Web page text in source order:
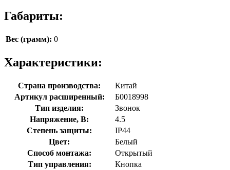
Габариты:
Вес (грамм): 0
Характеристики:
Страна производства:
Китай
Артикул расширенный:
Б0018998
Тип изделия:
Звонок
Напряжение, В:
4.5
Степень защиты:
IP44
Цвет:
Белый
Способ монтажа:
Открытый
Тип управления:
Кнопка